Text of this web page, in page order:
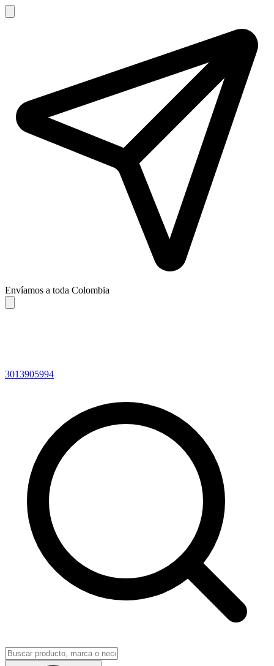
Envíamos a toda Colombia
3013905994